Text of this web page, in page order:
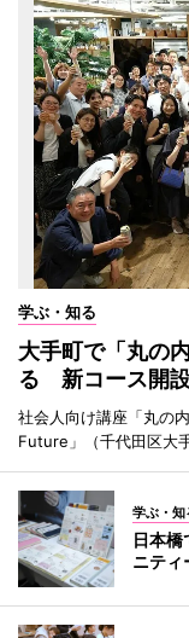
学ぶ・知る
大手町で「丸の
る 新コース開
社会人向け講座「丸の
Future」（千代田区大
学ぶ・知
日本
ニティ